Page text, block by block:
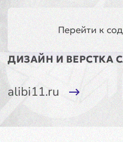
Перейти к
ДИЗАЙН И ВЕРСТКА
alibi11.ru